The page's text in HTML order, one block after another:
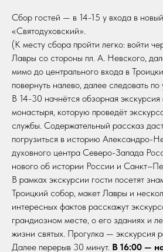
Сбор гостей — в 14-15 у входа в
«Святодуховский».
(К месту сбора пройти легко: войти
Лавры со стороны пл. А. Невского,
мимо до центрального входа в
повернуть налево, далее следовать по
В 14-30 начнётся обзорная экскурсия
монастыря, которую проведёт
службы. Содержательный рассказ
погрузиться в историю Александро-
духовного центра Северо-Запада
нового об истории России и
В рамках экскурсии гости посетят
Троицкий собор, макет Лавры и
интересных фактов расскажут
грандиозном месте, о его зданиях и
жизни святых. Прогулка — экскурсия
Далее перерыв 30 минут. В 16:00 —